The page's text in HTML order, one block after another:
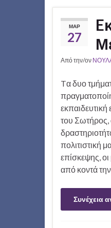
ΜΑΡ
27
Από την/ον
Tα δυο
του Σωτήρος,
πολιτιστική
επίσκεψης,
από κοντά
Συνέχεια